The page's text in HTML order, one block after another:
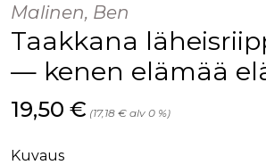
Malinen, Ben
Taakkana
— kenen elämää
Hinta nyt
19,50 € (17,18 € alv 0 %)
Kuvaus